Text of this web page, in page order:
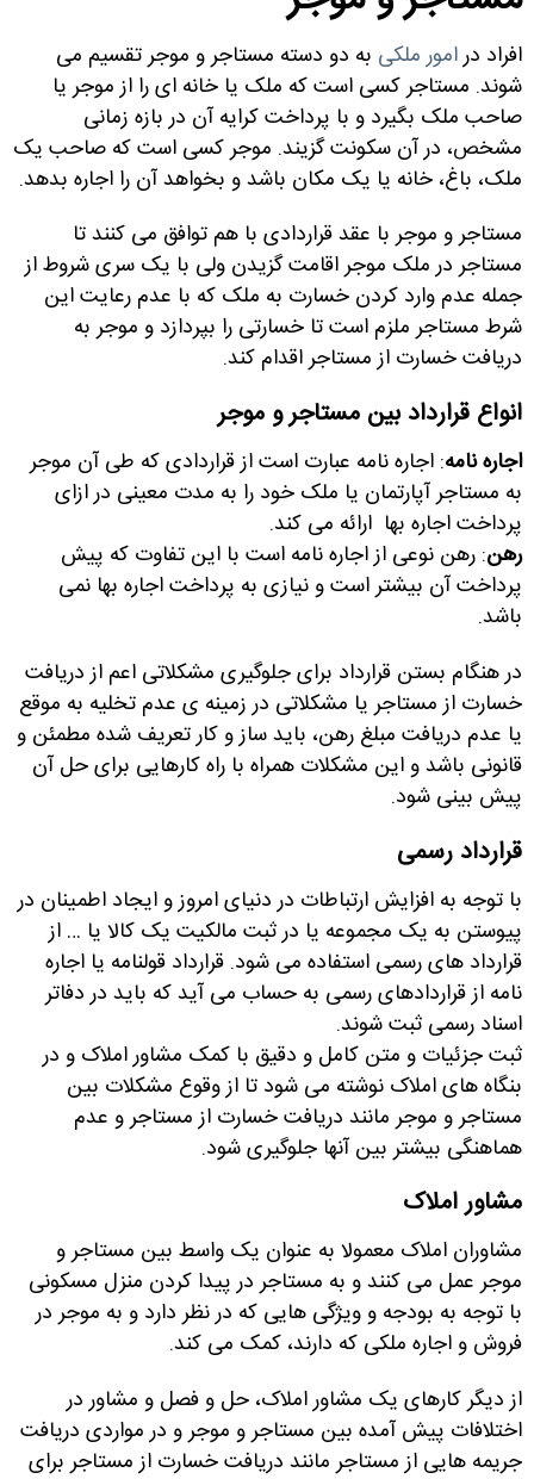
افراد درامور ملکی به دو دسته مستاجر و موجر تقسیم می
شوند. مستاجر کسی است که ملک یا خانه ای را از موجر یا
صاحب ملک بگیرد و با پرداخت کرایه آن در بازه زمانی
مشخص، در آن سکونت گزیند. موجر کسی است که صاحب یک
ملک، باغ، خانه یا یک مکان باشد و بخواهد آن را اجاره بدهد.
مستاجر و موجر با عقد قراردادی با هم توافق می کنند تا
مستاجر در ملک موجر اقامت گزیدن ولی با یک سری شروط از
جمله عدم وارد کردن خسارت به ملک که با عدم رعایت این
شرط مستاجر ملزم است تا خسارتی را بپردازد و موجر به
دریافت خسارت از مستاجر اقدام کند.
انواع قرارداد بین مستاجر و موجر
اجاره نامه: اجاره نامه عبارت است از قراردادی که طی آن موجر
به مستاجر آپارتمان یا ملک خود را به مدت معینی در ازای
پرداخت اجاره بها ارائه می کند.
رهن: رهن نوعی از اجاره نامه است با این تفاوت که پیش
پرداخت آن بیشتر است و نیازی به پرداخت اجاره بها نمی
باشد.
در هنگام بستن قرارداد برای جلوگیری مشکلاتی اعم از دریافت
خسارت از مستاجر یا مشکلاتی در زمینه ی عدم تخلیه به موقع
یا عدم دریافت مبلغ رهن، باید ساز و کار تعریف شده مطمئن و
قانونی باشد و این مشکلات همراه با راه کارهایی برای حل آن
پیش بینی شود.
قرارداد رسمی
با توجه به افزایش ارتباطات در دنیای امروز و ایجاد اطمینان در
پیوستن به یک مجموعه یا در ثبت مالکیت یک کالا یا … از
قرارداد های رسمی استفاده می شود. قرارداد قولنامه یا اجاره
نامه از قراردادهای رسمی به حساب می آید که باید در دفاتر
اسناد رسمی ثبت شوند.
ثبت جزئیات و متن کامل و دقیق با کمک مشاور املاک و در
بنگاه های املاک نوشته می شود تا از وقوع مشکلات بین
مستاجر و موجر مانند دریافت خسارت از مستاجر و عدم
هماهنگی بیشتر بین آنها جلوگیری شود.
مشاور املاک
مشاوران املاک معمولا به عنوان یک واسط بین مستاجر و
موجر عمل می کنند و به مستاجر در پیدا کردن منزل مسکونی
با توجه به بودجه و ویژگی هایی که در نظر دارد و به موجر در
فروش و اجاره ملکی که دارند، کمک می کند.
از دیگر کارهای یک مشاور املاک، حل و فصل و مشاور در
اختلافات پیش آمده بین مستاجر و موجر و در مواردی دریافت
جریمه هایی از مستاجر مانند دریافت خسارت از مستاجر برای